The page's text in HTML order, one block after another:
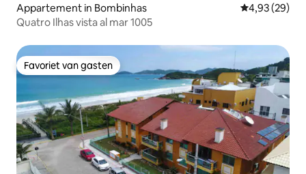
Appartement in Bombinhas Gemiddelde
4,93 (29)
Quatro Ilhas vista al mar 1005
Favoriet van gasten
Favoriet van gasten